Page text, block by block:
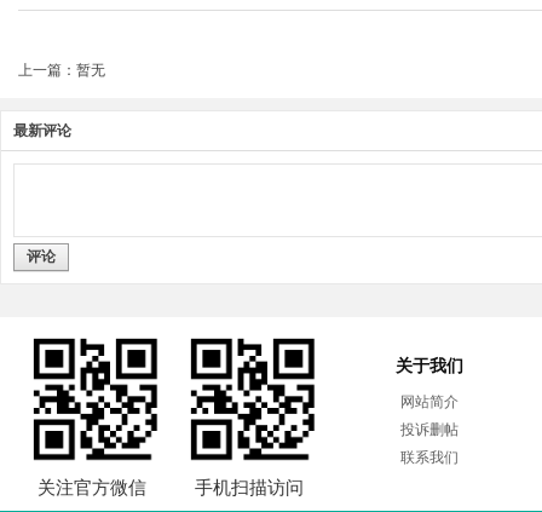
上一篇：暂无
最新评论
评论
关注官方微信 手机扫描访问
关于我们
网站简介
投诉删帖
联系我们